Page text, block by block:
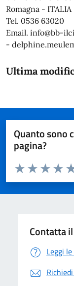
Romagna - ITALIA
Tel. 0536 63020
Email. info@bb-
-
Ultima
Quanto sono
pagina?
Domanda
Valuta da 1 a 5 stelle
Valuta 3
Valuta 2
Valuta 1 stelle su
Contatta
Leggi